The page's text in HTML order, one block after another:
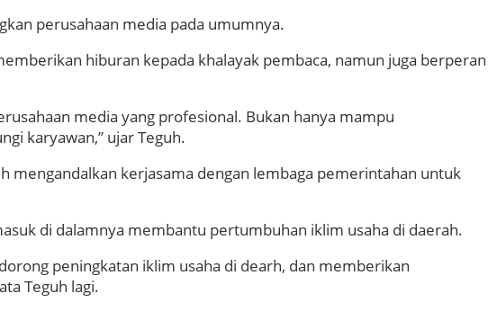
perusahaan media pada umumnya.
hiburan kepada khalayak pembaca, namun juga berperan
media yang profesional. Bukan hanya mampu
karyawan,” ujar Teguh.
mengandalkan kerjasama dengan lembaga pemerintahan untuk
di dalamnya membantu pertumbuhan iklim usaha di daerah.
peningkatan iklim usaha di dearh, dan memberikan
Teguh lagi.